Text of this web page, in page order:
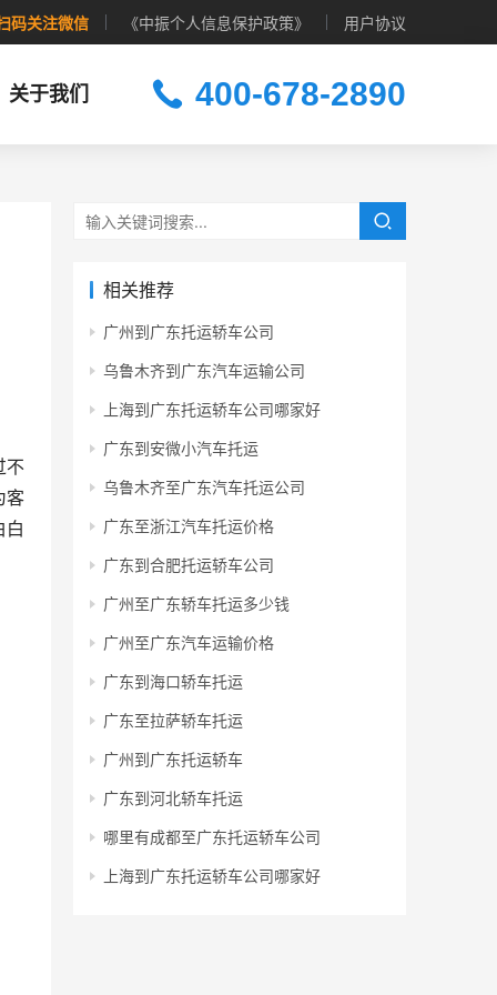
码关注微信 《中振个人信息保护政策》 用户协议
关于我们 400-678-2890
不
客
白
相关推荐
广州到广东托运轿车公司
乌鲁木齐到广东汽车运输公司
上海到广东托运轿车公司哪家好
广东到安微小汽车托运
乌鲁木齐至广东汽车托运公司
广东至浙江汽车托运价格
广东到合肥托运轿车公司
广州至广东轿车托运多少钱
广州至广东汽车运输价格
广东到海口轿车托运
广东至拉萨轿车托运
广州到广东托运轿车
广东到河北轿车托运
哪里有成都至广东托运轿车公司
上海到广东托运轿车公司哪家好